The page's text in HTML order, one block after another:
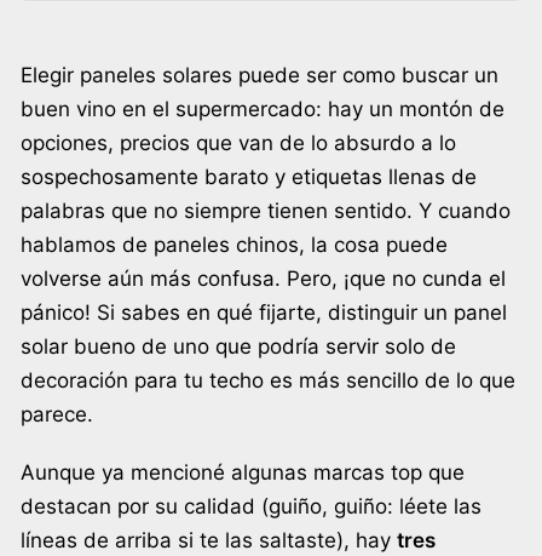
Elegir paneles solares puede ser como buscar un
buen vino en el supermercado: hay un montón de
opciones, precios que van de lo absurdo a lo
sospechosamente barato y etiquetas llenas de
palabras que no siempre tienen sentido. Y cuando
hablamos de paneles chinos, la cosa puede
volverse aún más confusa. Pero, ¡que no cunda el
pánico! Si sabes en qué fijarte, distinguir un panel
solar bueno de uno que podría servir solo de
decoración para tu techo es más sencillo de lo que
parece.
Aunque ya mencioné algunas marcas top que
destacan por su calidad (guiño, guiño: léete las
líneas de arriba si te las saltaste), hay tres